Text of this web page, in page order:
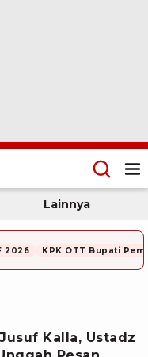
Lainnya
2026 KPK OTT Bupati
Kalla, Ustadz